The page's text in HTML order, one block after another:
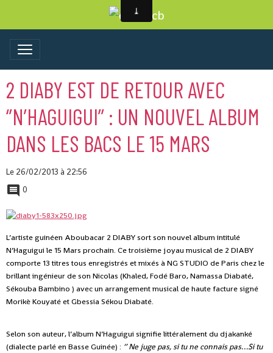
2 DIABY EST DE RETOUR AVEC
‘’N’HAGUIGUI’’ : UN NOUVEL ALBUM
DANS LES BACS LE 15 MARS
Le 26/02/2013 à 22:56
0
L’artiste guinéen Aboubacar 2 DIABY sort son nouvel album intitulé
N’Haguigui le 15 Mars prochain. Ce troisième joyau musical de 2 DIABY
comporte 13 titres tous enregistrés et mixés à NG STUDIO de Paris chez le
brillant ingénieur de son Nicolas (Khaled, Fodé Baro, Namassa Diabaté,
Sékouba Bambino ) avec un arrangement musical de haute facture signé
Morikè Kouyaté et Gbessia Sékou Diabaté.
Selon son auteur, l’album N’Haguigui signifie littéralement du djakanké
(dialecte parlé en Basse Guinée) : ‘’ Ne juge pas, si tu ne connais pas…Si tu